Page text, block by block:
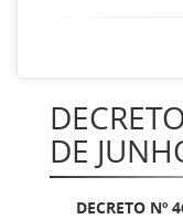
DE
DECRETO Nº